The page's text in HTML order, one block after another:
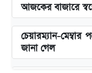
আজকের বাজারে
চেয়ারম্যান-
জানা গেল